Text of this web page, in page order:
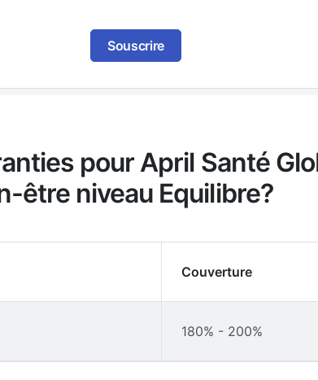
Souscrire
pour April Santé
être niveau Equilibre?
Couverture
180% - 200%